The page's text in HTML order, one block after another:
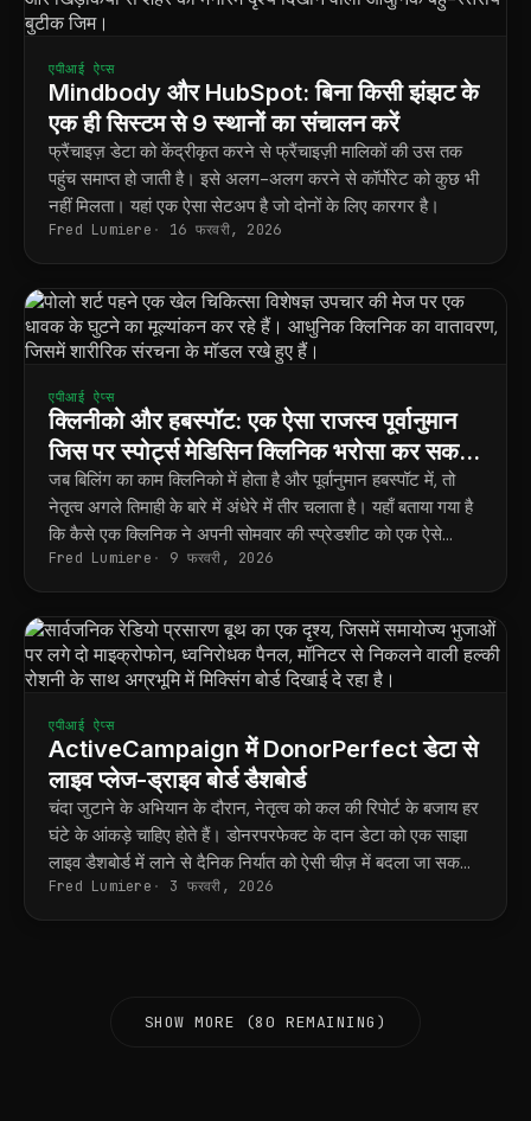
एपीआई ऐप्स
Mindbody और HubSpot: बिना किसी झंझट के
एक ही सिस्टम से 9 स्थानों का संचालन करें
फ्रैंचाइज़ डेटा को केंद्रीकृत करने से फ्रैंचाइज़ी मालिकों की उस तक
पहुंच समाप्त हो जाती है। इसे अलग-अलग करने से कॉर्पोरेट को कुछ भी
नहीं मिलता। यहां एक ऐसा सेटअप है जो दोनों के लिए कारगर है।
Fred Lumiere 16 फरवरी, 2026
एपीआई ऐप्स
क्लिनीको और हबस्पॉट: एक ऐसा राजस्व पूर्वानुमान
जिस पर स्पोर्ट्स मेडिसिन क्लिनिक भरोसा कर सकता
है
जब बिलिंग का काम क्लिनिको में होता है और पूर्वानुमान हबस्पॉट में, तो
नेतृत्व अगले तिमाही के बारे में अंधेरे में तीर चलाता है। यहाँ बताया गया है
कि कैसे एक क्लिनिक ने अपनी सोमवार की स्प्रेडशीट को एक ऐसे
पूर्वानुमान से बदल दिया जो अपने आप अपडेट हो जाता है।
Fred Lumiere 9 फरवरी, 2026
एपीआई ऐप्स
ActiveCampaign में DonorPerfect डेटा से
लाइव प्लेज-ड्राइव बोर्ड डैशबोर्ड
चंदा जुटाने के अभियान के दौरान, नेतृत्व को कल की रिपोर्ट के बजाय हर
घंटे के आंकड़े चाहिए होते हैं। डोनरपरफेक्ट के दान डेटा को एक साझा
लाइव डैशबोर्ड में लाने से दैनिक निर्यात को ऐसी चीज़ में बदला जा सकता
है जिससे आप वास्तव में अभियान को निर्देशित कर सकें।
Fred Lumiere 3 फरवरी, 2026
SHOW MORE (80 REMAINING)